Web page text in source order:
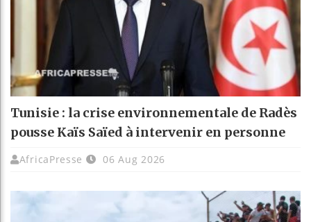
Tunisie : la crise environnementale de Radès
pousse Kaïs Saïed à intervenir en personne
AfricaPresse 06 Aug 2026